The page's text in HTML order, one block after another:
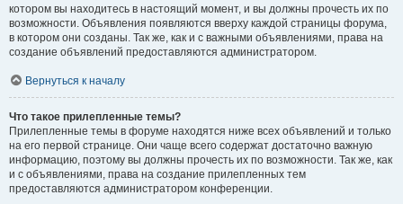
котором вы находитесь в настоящий момент, и вы должны прочесть их по
возможности. Объявления появляются вверху каждой страницы форума,
в котором они созданы. Так же, как и с важными объявлениями, права на
создание объявлений предоставляются администратором.
Вернуться к началу
Что такое прилепленные темы?
Прилепленные темы в форуме находятся ниже всех объявлений и только
на его первой странице. Они чаще всего содержат достаточно важную
информацию, поэтому вы должны прочесть их по возможности. Так же, как
и с объявлениями, права на создание прилепленных тем
предоставляются администратором конференции.